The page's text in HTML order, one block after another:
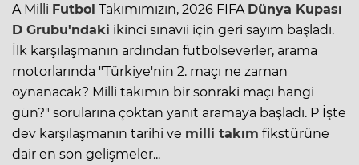
A Milli Futbol Takımımızın, 2026 FIFA Dünya Kupası
D Grubu'ndaki ikinci sınavıi için geri sayım başladı.
İlk karşılaşmanın ardından futbolseverler, arama
motorlarında "Türkiye'nin 2. maçı ne zaman
oynanacak? Milli takımın bir sonraki maçı hangi
gün?" sorularına çoktan yanıt aramaya başladı. P İşte
dev karşılaşmanın tarihi ve milli takım fikstürüne
dair en son gelişmeler...